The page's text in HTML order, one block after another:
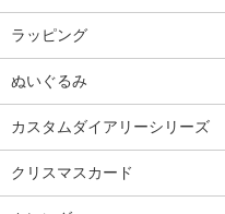
ラッピング
ぬいぐるみ
カスタムダイアリーシリーズ
クリスマスカード